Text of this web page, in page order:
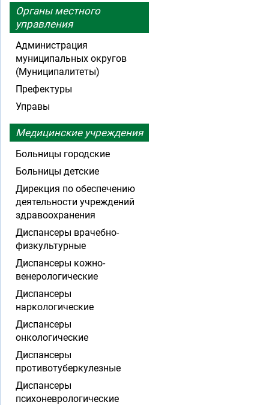
Органы местного
управления
Администрация
муниципальных округов
(Муниципалитеты)
Префектуры
Управы
Медицинские учреждения
Больницы городские
Больницы детские
Дирекция по обеспечению
деятельности учреждений
здравоохранения
Диспансеры врачебно-
физкультурные
Диспансеры кожно-
венерологические
Диспансеры
наркологические
Диспансеры
онкологические
Диспансеры
противотуберкулезные
Диспансеры
психоневрологические